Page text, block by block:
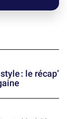
: le récap’